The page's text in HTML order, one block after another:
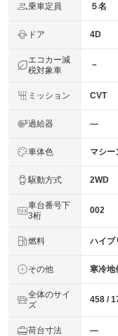
乗車定員 ５名
ドア 4D
エコカー減
税対象車
－
ミッション CVT
過給器 ―
車体色 マシー
駆動方式 2WD
車台番号下
3桁
002
燃料 ハイブ
その他 寒冷地
全体のサイ
ズ
458 /
荷台寸法 ―